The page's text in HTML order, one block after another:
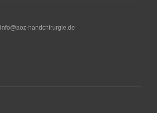
info@aoz-handchirurgie.de